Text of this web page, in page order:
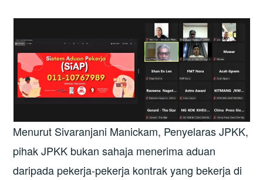
Menurut Sivaranjani Manickam, Penyelaras JPKK,
pihak JPKK bukan sahaja menerima aduan
daripada pekerja-pekerja kontrak yang bekerja di